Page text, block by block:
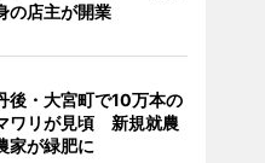
の店主が開業
後・大宮町で10万本の
ワリが見頃 新規就農
家が緑肥に